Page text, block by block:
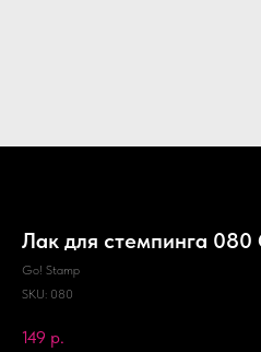
Лак для стемпинга 080
Go! Stamp
SKU: 080
149 р.